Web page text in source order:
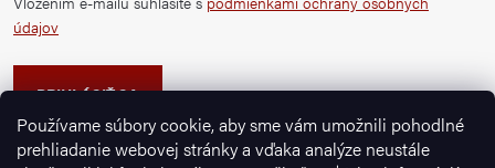
Používame súbory cookie, aby sme vám umožnili pohodlné
prehliadanie webovej stránky a vďaka analýze neustále
údajov
PRIHLÁSIŤ SA